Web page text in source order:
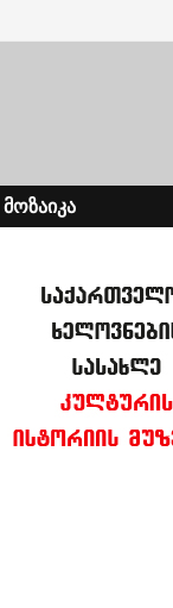
ᲛᲝᲖᲐᲘᲙᲐ